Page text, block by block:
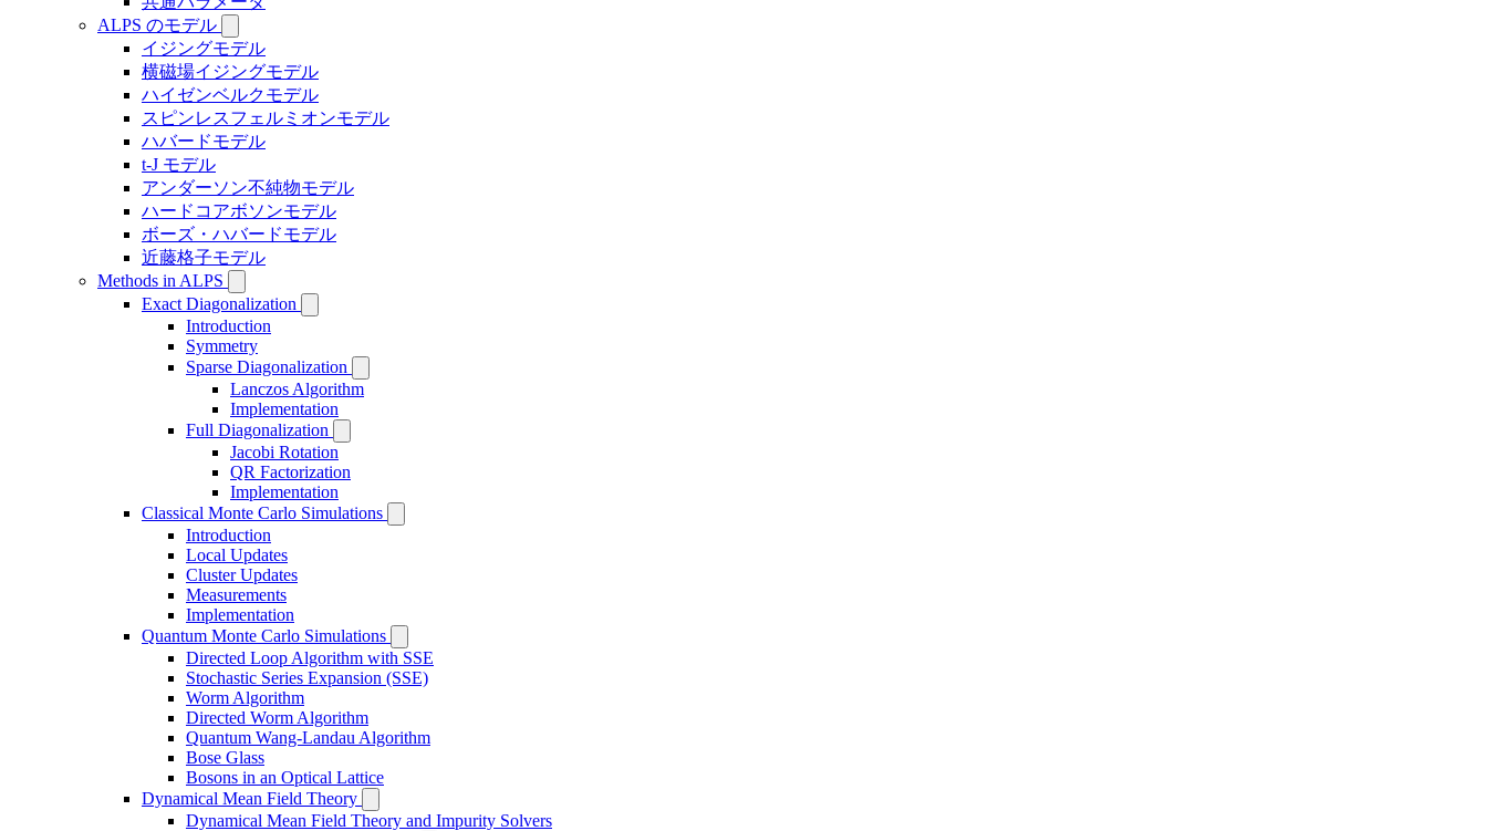
ALPS のモデル
イジングモデル
横磁場イジングモデル
ハイゼンベルクモデル
スピンレスフェルミオンモデル
ハバードモデル
t-J モデル
アンダーソン不純物モデル
ハードコアボソンモデル
ボーズ・ハバードモデル
近藤格子モデル
Methods in ALPS
Exact Diagonalization
Introduction
Symmetry
Sparse Diagonalization
Lanczos Algorithm
Implementation
Full Diagonalization
Jacobi Rotation
QR Factorization
Implementation
Classical Monte Carlo Simulations
Introduction
Local Updates
Cluster Updates
Measurements
Implementation
Quantum Monte Carlo Simulations
Directed Loop Algorithm with SSE
Stochastic Series Expansion (SSE)
Worm Algorithm
Directed Worm Algorithm
Quantum Wang-Landau Algorithm
Bose Glass
Bosons in an Optical Lattice
Dynamical Mean Field Theory
Dynamical Mean Field Theory and Impurity Solvers